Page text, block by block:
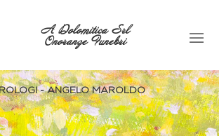
A Dolomitica Srl
Onoranze Funebri
- ANGELO MAROLDO